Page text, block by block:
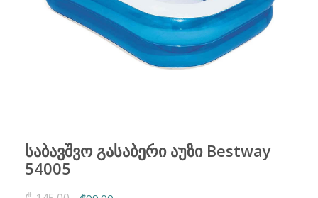
საბავშვო გასაბერი აუზი Bestway
54005